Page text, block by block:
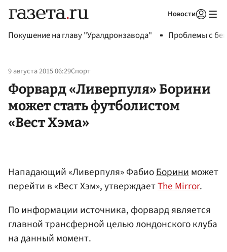
Новости
Покушение на главу "Уралдронзавода" Проблемы с
9 августа 2015 06:29Спорт
Форвард «Ливерпуля» Борини
может стать футболистом
«Вест Хэма»
Нападающий «Ливерпуля» ФабиоБориниможет
перейти в «Вест Хэм», утверждаетThe Mirror.
По информации источника, форвард является
главной трансферной целью лондонского клуба
на данный момент.